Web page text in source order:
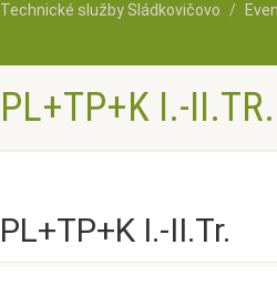
Technické služby Sládkovičovo
PL+TP+K I.-II.TR.
PL+TP+K I.-II.Tr.